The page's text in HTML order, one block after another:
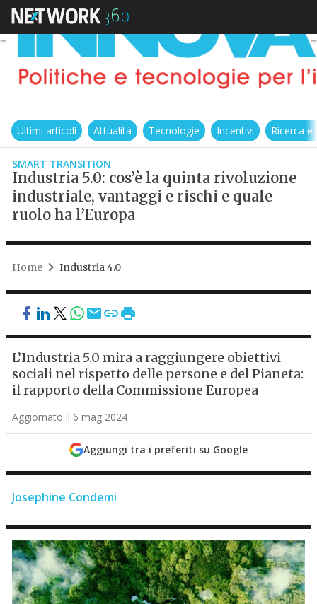
Ultimi articoli Attualità Tecnologie Incentivi Ricerca
SMART TRANSITION
Industria 5.0: cos’è la quinta rivoluzione
industriale, vantaggi e rischi e quale
ruolo ha l’Europa
Home Industria 4.0
L’Industria 5.0 mira a raggiungere obiettivi
sociali nel rispetto delle persone e del Pianeta:
il rapporto della Commissione Europea
Aggiornato il 6 mag 2024
Aggiungi tra i preferiti su Google
Josephine Condemi